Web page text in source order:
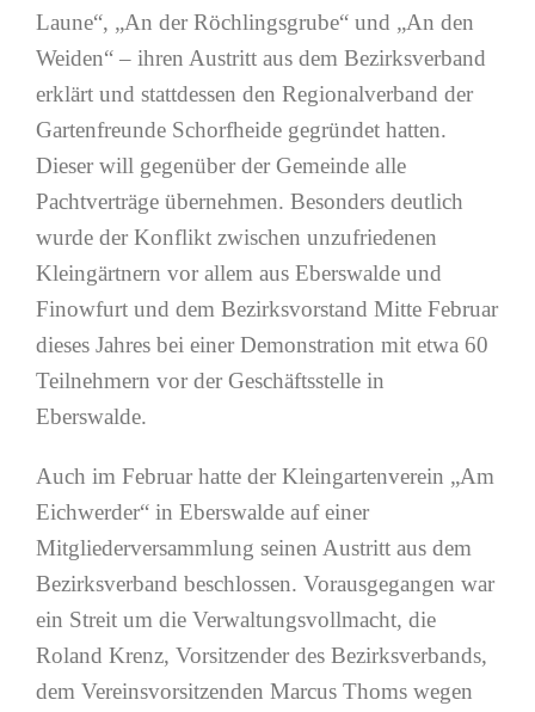
Laune“, „An der Röchlingsgrube“ und „An den
Weiden“ – ihren Austritt aus dem Bezirksverband
erklärt und stattdessen den Regionalverband der
Gartenfreunde Schorfheide gegründet hatten.
Dieser will gegenüber der Gemeinde alle
Pachtverträge übernehmen. Besonders deutlich
wurde der Konflikt zwischen unzufriedenen
Kleingärtnern vor allem aus Eberswalde und
Finowfurt und dem Bezirksvorstand Mitte Februar
dieses Jahres bei einer Demonstration mit etwa 60
Teilnehmern vor der Geschäftsstelle in
Eberswalde.
Auch im Februar hatte der Kleingartenverein „Am
Eichwerder“ in Eberswalde auf einer
Mitgliederversammlung seinen Austritt aus dem
Bezirksverband beschlossen. Vorausgegangen war
ein Streit um die Verwaltungsvollmacht, die
Roland Krenz, Vorsitzender des Bezirksverbands,
dem Vereinsvorsitzenden Marcus Thoms wegen